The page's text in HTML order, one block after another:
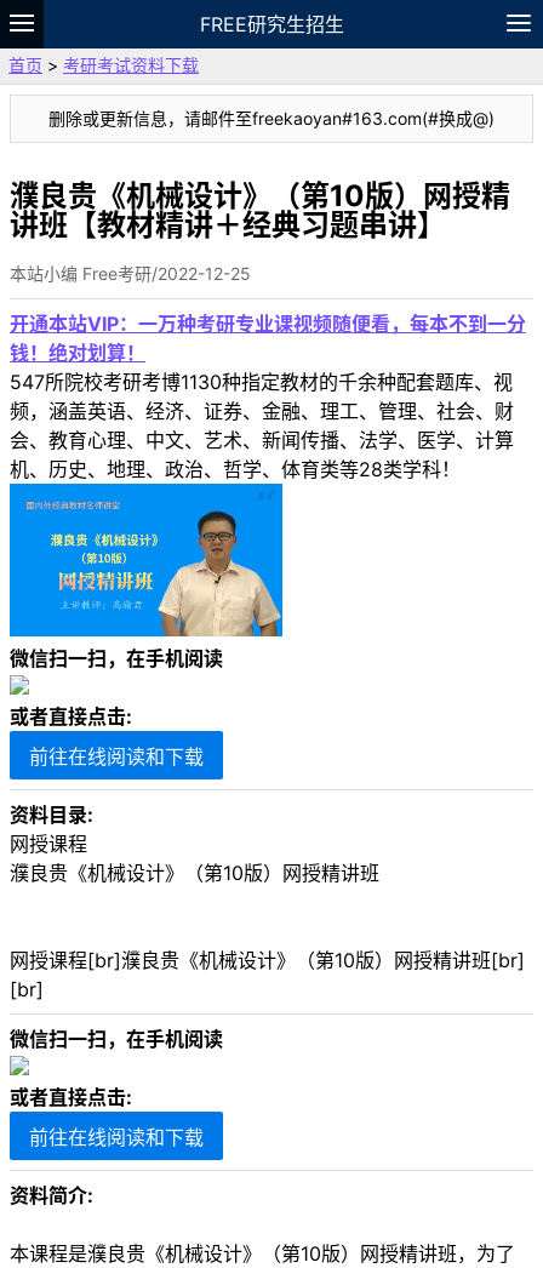
FREE研究生招生
题库
故事 专题
VIP
资料
首页 > 考研考试资料下载
删除或更新信息，请邮件至freekaoyan#163.com(#换成@)
濮良贵《机械设计》（第10版）网授精
讲班【教材精讲＋经典习题串讲】
本站小编 Free考研/2022-12-25
开通本站VIP：一万种考研专业课视频随便看，每本不到一分
钱！绝对划算！
547所院校考研考博1130种指定教材的千余种配套题库、视
频，涵盖英语、经济、证券、金融、理工、管理、社会、财
会、教育心理、中文、艺术、新闻传播、法学、医学、计算
机、历史、地理、政治、哲学、体育类等28类学科！
微信扫一扫，在手机阅读
或者直接点击:
前往在线阅读和下载
资料目录:
网授课程
濮良贵《机械设计》（第10版）网授精讲班
网授课程[br]濮良贵《机械设计》（第10版）网授精讲班[br]
[br]
微信扫一扫，在手机阅读
或者直接点击:
前往在线阅读和下载
资料简介:
本课程是濮良贵《机械设计》（第10版）网授精讲班，为了